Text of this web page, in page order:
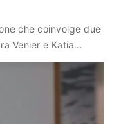
che coinvolge due
Venier e Katia…